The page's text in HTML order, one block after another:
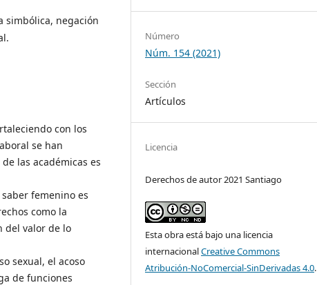
simbólica, negación
con los
se han
las académicas es
femenino es
como la
del valor de lo
sexual, el acoso
de funciones
Número
Núm. 154 (2021)
Sección
Artículos
Licencia
Derechos de autor 2021 Santiago
Esta obra está bajo una licencia
internacionalCreative Commons
Atribución-NoComercial-SinDerivadas 4.0.